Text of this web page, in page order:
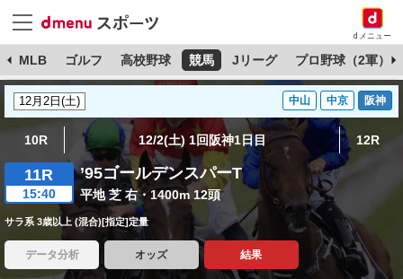
dメニュー
MLB ゴルフ 高校野球 競馬 Jリーグ プロ野球（2軍）
中山 中京 阪神
10R 12/2(土) 1回阪神1日目 12R
11R
15:40
’95ゴールデンスパーT
平地 芝 右・1400m 12頭
サラ系 3歳以上 (混合)[指定]定量
データ分析 オッズ 結果